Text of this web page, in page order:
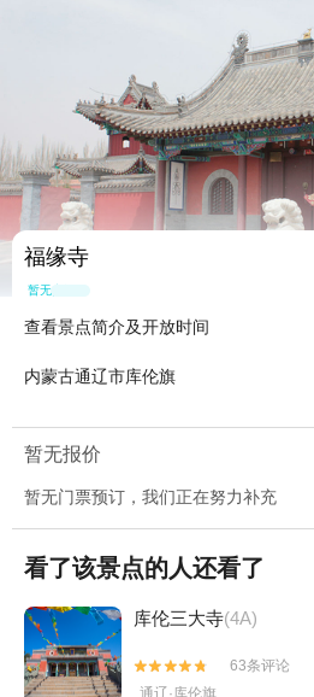
福缘寺
暂无点评
查看景点简介及开放时间
内蒙古通辽市库伦旗
暂无报价
暂无门票预订，我们正在努力补充
看了该景点的人还看了
库伦三大寺(4A)


63条评论